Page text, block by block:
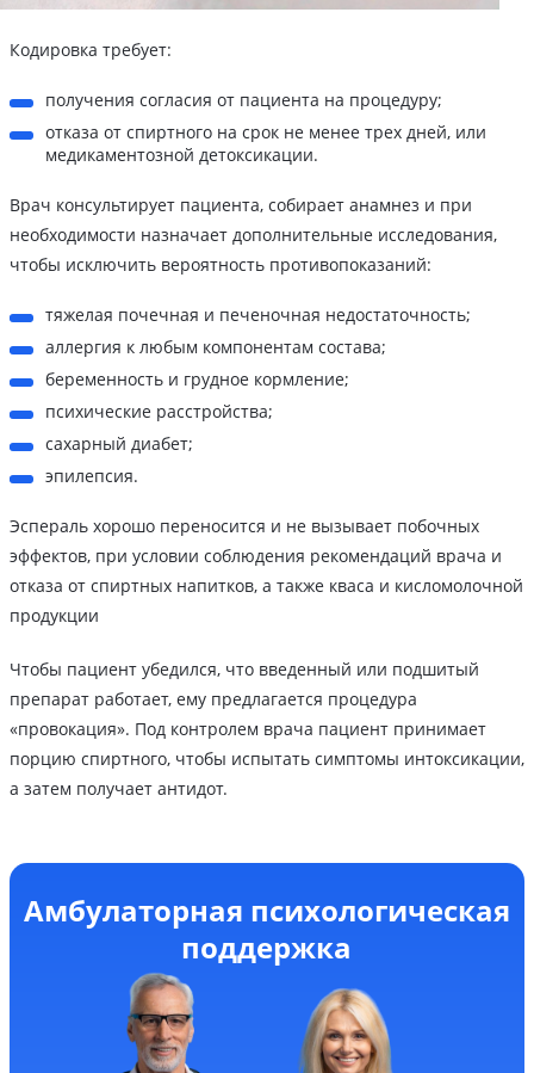
Кодировка требует:
получения согласия от пациента на процедуру;
отказа от спиртного на срок не менее трех дней, или
медикаментозной детоксикации.
Врач консультирует пациента, собирает анамнез и при
необходимости назначает дополнительные исследования,
чтобы исключить вероятность противопоказаний:
тяжелая почечная и печеночная недостаточность;
аллергия к любым компонентам состава;
беременность и грудное кормление;
психические расстройства;
сахарный диабет;
эпилепсия.
Эспераль хорошо переносится и не вызывает побочных
эффектов, при условии соблюдения рекомендаций врача и
отказа от спиртных напитков, а также кваса и кисломолочной
продукции
Чтобы пациент убедился, что введенный или подшитый
препарат работает, ему предлагается процедура
«провокация». Под контролем врача пациент принимает
порцию спиртного, чтобы испытать симптомы интоксикации,
а затем получает антидот.
Амбулаторная психологическая
поддержка